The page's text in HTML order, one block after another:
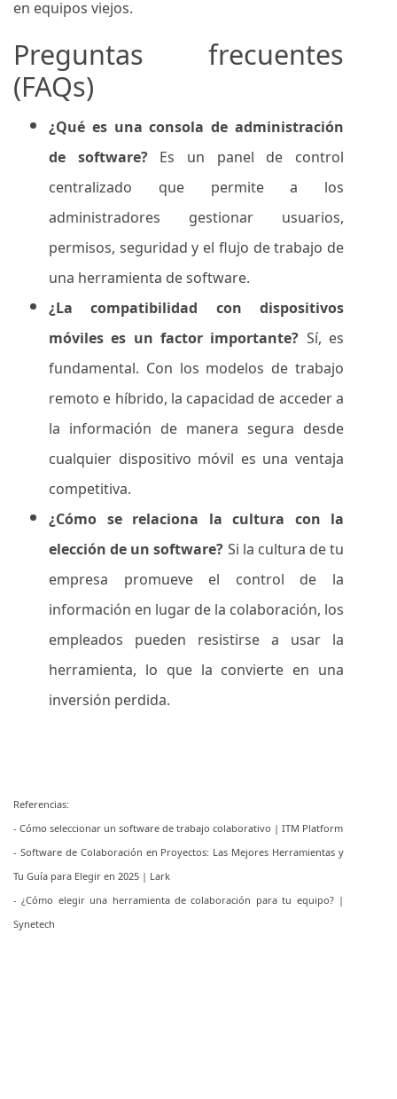
en equipos viejos.
Preguntas frecuentes
(FAQs)
¿Qué es una consola de administración
de software?Es un panel de control
centralizado que permite a los
administradores gestionar usuarios,
permisos, seguridad y el flujo de trabajo de
una herramienta de software.
¿La compatibilidad con dispositivos
móviles es un factor importante? Sí, es
fundamental. Con los modelos de trabajo
remoto e híbrido, la capacidad de acceder a
la información de manera segura desde
cualquier dispositivo móvil es una ventaja
competitiva.
¿Cómo se relaciona la cultura con la
elección de un software? Si la cultura de tu
empresa promueve el control de la
información en lugar de la colaboración, los
empleados pueden resistirse a usar la
herramienta, lo que la convierte en una
inversión perdida.
Referencias:
- Cómo seleccionar un software de trabajo colaborativo | ITM Platform
- Software de Colaboración en Proyectos: Las Mejores Herramientas y
Tu Guía para Elegir en 2025 | Lark
- ¿Cómo elegir una herramienta de colaboración para tu equipo? |
Synetech